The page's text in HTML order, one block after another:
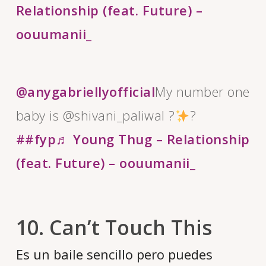
Relationship (feat. Future) –
oouumanii_
@anygabriellyofficialMy number one
baby is @shivani_paliwal ?
?
##fyp♬ Young Thug – Relationship
(feat. Future) – oouumanii_
10. Can’t Touch This
Es un baile sencillo pero puedes